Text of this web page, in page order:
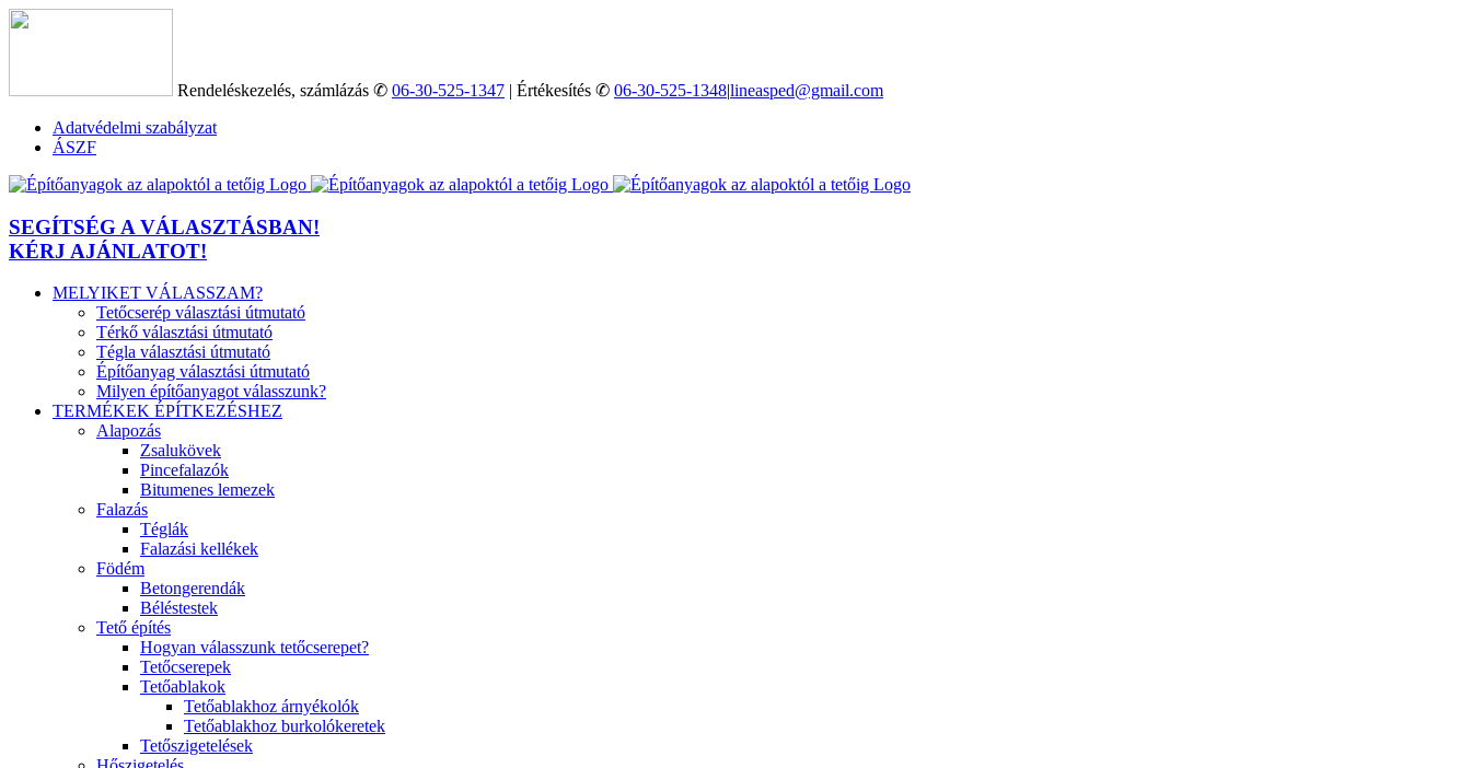
Kihagyás
Rendeléskezelés, számlázás ✆ 06-30-525-1347 | Értékesítés ✆ 06-30-525-1348|lineasped@gmail.com
Adatvédelmi szabályzat
ÁSZF
SEGÍTSÉG A VÁLASZTÁSBAN!
KÉRJ AJÁNLATOT!
MELYIKET VÁLASSZAM?
Tetőcserép választási útmutató
Térkő választási útmutató
Tégla választási útmutató
Építőanyag választási útmutató
Milyen építőanyagot válasszunk?
TERMÉKEK ÉPÍTKEZÉSHEZ
Alapozás
Zsalukövek
Pincefalazók
Bitumenes lemezek
Falazás
Téglák
Falazási kellékek
Födém
Betongerendák
Béléstestek
Tető építés
Hogyan válasszunk tetőcserepet?
Tetőcserepek
Tetőablakok
Tetőablakhoz árnyékolók
Tetőablakhoz burkolókeretek
Tetőszigetelések